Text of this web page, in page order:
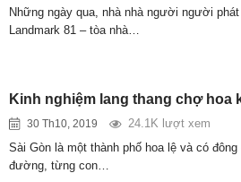
Những ngày qua, nhà nhà người người
Landmark 81 – tòa nhà…
Kinh nghiệm lang thang chợ hoa
30 Th10, 2019
24.1K lượt xem
Sài Gòn là một thành phố hoa lệ và có
đường, từng con…